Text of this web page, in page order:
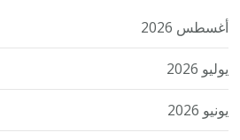
أغسطس 2026
يوليو 2026
يونيو 2026